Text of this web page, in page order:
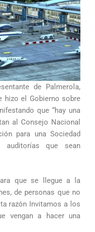
de Palmerola,
hizo el Gobierno sobre
que “hay una
al Consejo Nacional
para una Sociedad
que sean
que se llegue a la
de personas que no
razón Invitamos a los
vengan a hacer una